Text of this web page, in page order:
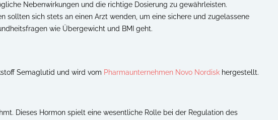
Nebenwirkungen und die richtige Dosierung zu gewährleisten.
sollten sich stets an einen Arzt wenden, um eine sichere und zugelassene
wie Übergewicht und BMI geht.
Semaglutid und wird vom Pharmaunternehmen Novo Nordisk hergestellt.
Dieses Hormon spielt eine wesentliche Rolle bei der Regulation des